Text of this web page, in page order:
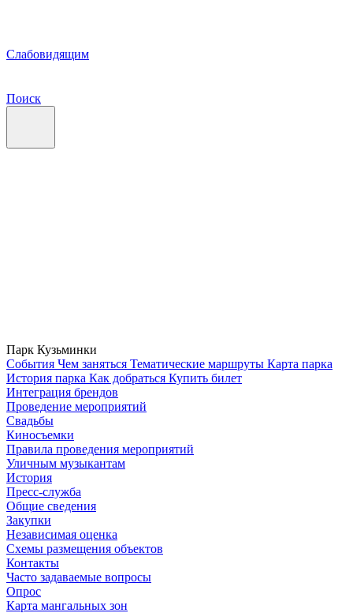
Слабовидящим
Поиск
Парк Кузьминки
Cобытия Чем заняться Тематические маршруты Карта парка
История парка Как добраться Купить билет
Интеграция брендов
Проведение мероприятий
Свадьбы
Киносъемки
Правила проведения мероприятий
Уличным музыкантам
История
Пресс-служба
Общие сведения
Закупки
Независимая оценка
Схемы размещения объектов
Контакты
Часто задаваемые вопросы
Опрос
Карта мангальных зон